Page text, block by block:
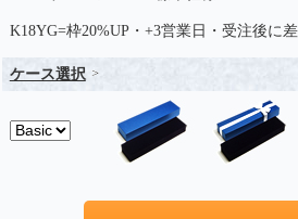
K18YG=枠20%UP・+3営業日・受注後に
ケース選択